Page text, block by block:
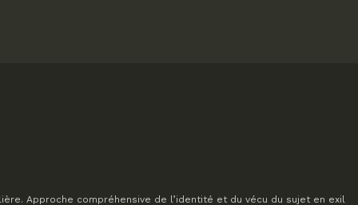
Approche compréhensive de l’identité et du vécu du sujet en exil